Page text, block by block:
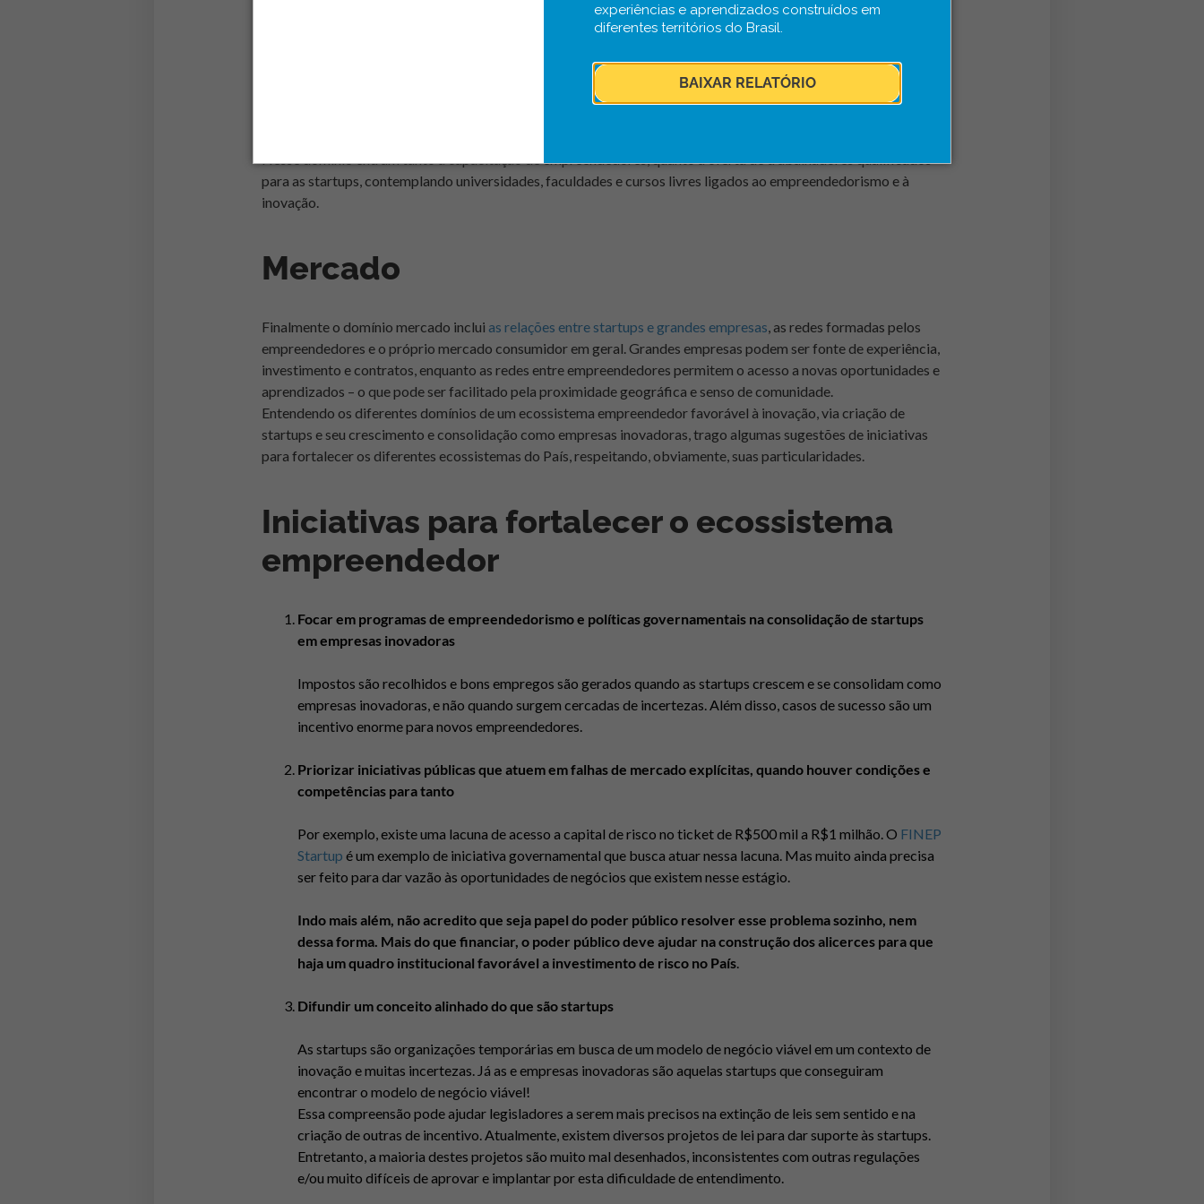
experiências e aprendizados construídos em
diferentes territórios do Brasil.
BAIXAR RELATÓRIO
especializados em startups (como a Semente); e, ainda, condições de telecomunicação, transportes, logística,
Nesse domínio entram tanto a capacitação de empreendedores, quanto a oferta de trabalhadores qualificados
para as startups, contemplando universidades, faculdades e cursos livres ligados ao empreendedorismo e à
inovação.
Mercado
Finalmente o domínio mercado inclui as relações entre startups e grandes empresas, as redes formadas pelos
empreendedores e o próprio mercado consumidor em geral. Grandes empresas podem ser fonte de experiência,
investimento e contratos, enquanto as redes entre empreendedores permitem o acesso a novas oportunidades e
aprendizados – o que pode ser facilitado pela proximidade geográfica e senso de comunidade.
Entendendo os diferentes domínios de um ecossistema empreendedor favorável à inovação, via criação de
startups e seu crescimento e consolidação como empresas inovadoras, trago algumas sugestões de iniciativas
para fortalecer os diferentes ecossistemas do País, respeitando,obviamente, suas particularidades.
Iniciativas para fortalecer o ecossistema
empreendedor
Focar em programas de empreendedorismo e políticas governamentais na consolidação de startups
em empresas inovadoras
Impostos são recolhidos e bons empregos são gerados quando as startups crescem e se consolidam como
empresas inovadoras, e não quando surgem cercadas de incertezas. Além disso, casos de sucesso são um
incentivo enorme para novos empreendedores.
Priorizar iniciativas públicas que atuem em falhas de mercado explícitas, quando houver condições e
competências para tanto
Por exemplo, existe uma lacuna de acesso a capital de risco no ticket de R$500 mil a R$1 milhão. O FINEP
Startup é um exemplo de iniciativa governamental que busca atuar nessa lacuna. Mas muito ainda precisa
ser feito para dar vazão às oportunidades de negócios que existem nesse estágio.
Indo mais além, não acredito que seja papel do poder público resolver esse problema sozinho, nem
dessa forma. Mais do que financiar, o poder público deve ajudar na construção dos alicerces para que
haja um quadro institucional favorável a investimento de risco no País.
Difundir um conceito alinhado do que são startups
As startups são organizações temporárias em busca de um modelo de negócio viável em um contexto de
inovação e muitas incertezas. Já as e empresas inovadoras são aquelas startups que conseguiram
encontrar o modelo de negócio viável!
Essa compreensão pode ajudar legisladores a serem mais precisos na extinção de leis sem sentido e na
criação de outras de incentivo. Atualmente, existem diversos projetos de lei para dar suporte às startups.
Entretanto, a maioria destes projetos são muito mal desenhados, inconsistentes com outras regulações
e/ou muito difíceis de aprovar e implantar por esta dificuldade de entendimento.